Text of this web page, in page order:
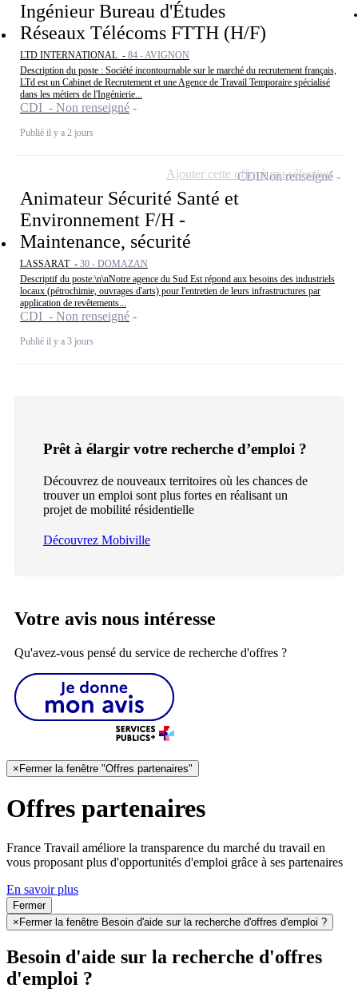
Ingénieur Bureau d'Études
Réseaux Télécoms FTTH (H/F)
LTD INTERNATIONAL - 84 - AVIGNON
Description du poste : Société incontournable sur le marché du recrutement français,
LTd est un Cabinet de Recrutement et une Agence de Travail Temporaire spécialisé
dans les métiers de l'Ingénierie...
CDI - Non renseigné
Publié il y a 2 jours
Animateur Sécurité Santé et
Environnement F/H -
Maintenance, sécurité
LASSARAT - 30 - DOMAZAN
Descriptif du poste:\n\nNotre agence du Sud Est répond aux besoins des industriels
locaux (pétrochimie, ouvrages d'arts) pour l'entretien de leurs infrastructures par
application de revêtements...
CDI - Non renseigné
Publié il y a 3 jours
CDINon renseigné
Ajouter cette offre à ma sélection
Prêt à élargir votre recherche d’emploi ?
Découvrez de nouveaux territoires où les chances de
trouver un emploi sont plus fortes en réalisant un
projet de mobilité résidentielle
Découvrez Mobiville
Votre avis nous intéresse
Qu'avez-vous pensé du service de recherche d'offres ?
× Fermer la fenêtre "Offres partenaires"
Offres partenaires
France Travail améliore la transparence du marché du travail en
vous proposant plus d'opportunités d'emploi grâce à ses partenaires
En savoir plus
Fermer
×Fermer la fenêtre Besoin d'aide sur la recherche d'offres d'emploi ?
Besoin d'aide sur la recherche d'offres
d'emploi ?